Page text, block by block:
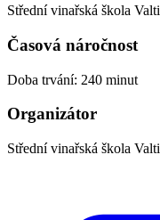
Střední vinařská škola
Časová náročnost
Doba trvání: 240 minut
Organizátor
Střední vinařská škola